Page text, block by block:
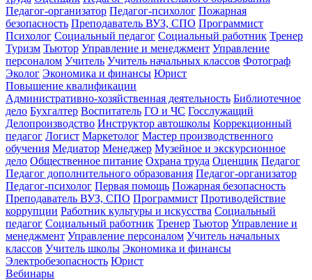
Педагог-организатор Педагог-психолог Пожарная
безопасность Преподаватель ВУЗ, СПО Программист
Психолог Социальный педагог Социальный работник Тренер
Туризм Тьютор Управление и менеджмент Управление
персоналом Учитель Учитель начальных классов Фотограф
Эколог Экономика и финансы Юрист
Повышение квалификации
Административно-хозяйственная деятельность Библиотечное
дело Бухгалтер Воспитатель ГО и ЧС Госслужащий
Делопроизводство Инструктор автошколы Коррекционный
педагог Логист Маркетолог Мастер производственного
обучения Медиатор Менеджер Музейное и экскурсионное
дело Общественное питание Охрана труда Оценщик Педагог
Педагог дополнительного образования Педагог-организатор
Педагог-психолог Первая помощь Пожарная безопасность
Преподаватель ВУЗ, СПО Программист Противодействие
коррупции Работник культуры и искусства Социальный
педагог Социальный работник Тренер Тьютор Управление и
менеджмент Управление персоналом Учитель начальных
классов Учитель школы Экономика и финансы
Электробезопасность Юрист
Вебинары